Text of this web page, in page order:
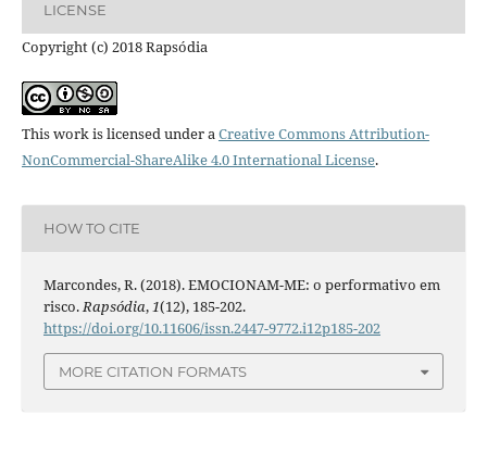
LICENSE
Copyright (c) 2018 Rapsódia
This work is licensed under aCreative Commons Attribution-
NonCommercial-ShareAlike 4.0 International License.
HOW TO CITE
Marcondes, R. (2018). EMOCIONAM-ME: o performativo em
risco.Rapsódia,1(12), 185-202.
https://doi.org/10.11606/issn.2447-9772.i12p185-202
MORE CITATION FORMATS